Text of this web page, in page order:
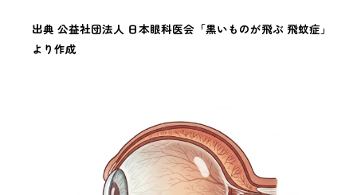
出典 公益社団法人 日本眼科医会「黒いものが飛ぶ 飛蚊症」
より作成